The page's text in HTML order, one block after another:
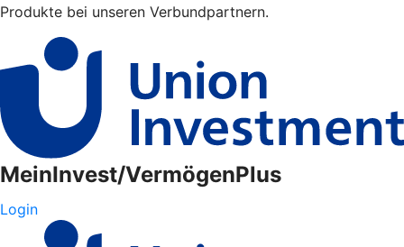
Produkte bei unseren Verbundpartnern.
MeinInvest/VermögenPlus
Login